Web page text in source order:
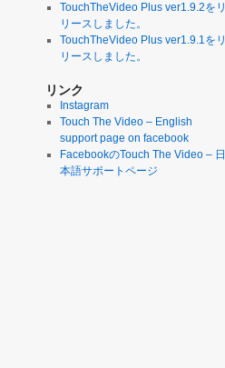
TouchTheVideo Plus ver1.9.2をリ
リースしました。
TouchTheVideo Plus ver1.9.1をリ
リースしました。
リンク
Instagram
Touch The Video – English
support page on facebook
FacebookのTouch The Video – 日
本語サポートページ